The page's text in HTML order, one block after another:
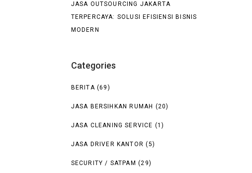
JASA OUTSOURCING JAKARTA
TERPERCAYA: SOLUSI EFISIENSI BISNIS
MODERN
Categories
BERITA(69)
JASA BERSIHKAN RUMAH (20)
JASA CLEANING SERVICE (1)
JASA DRIVER KANTOR (5)
SECURITY / SATPAM (29)